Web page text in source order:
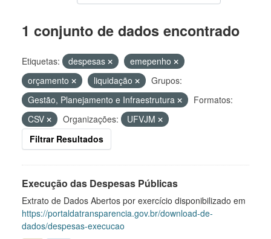
1 conjunto de dados encontrado
Etiquetas: despesas
emepenho
orçamento
liquidação
Grupos:
Gestão, Planejamento e Infraestrutura
Formatos:
CSV
Organizações:
UFVJM
Filtrar Resultados
Execução das Despesas Públicas
Extrato de Dados Abertos por exercício disponibilizado em
https://portaldatransparencia.gov.br/download-de-
dados/despesas-execucao